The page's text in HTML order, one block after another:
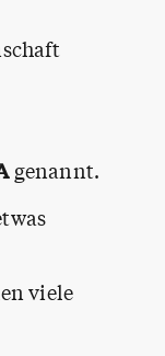
genannt.
viele